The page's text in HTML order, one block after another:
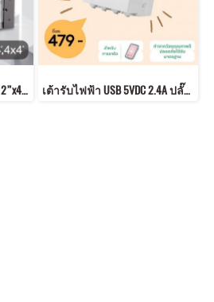
บล็อคลอยพลาสติก ขนาด 2”x4”,4”x4” สีดำ เต้ารับไฟฟ้า USB 5VDC 2.4A ปลั๊ก USB เต้ารับ USB